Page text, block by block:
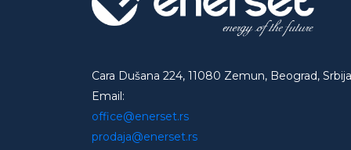
Cara Dušana 224, 11080 Zemun, Beograd, Srbija
Email:
office@enerset.rs
prodaja@enerset.rs